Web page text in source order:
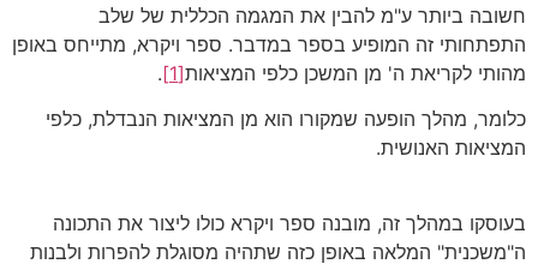
חשובה ביותר ע"מ להבין את המגמה הכללית של שלב
התפתחותי זה המופיע בספר במדבר. ספר ויקרא, מתייחס באופן
מהותי לקריאת ה' מן המשכן כלפי המציאות[1]
.
כלומר, מהלך הופעה שמקורו הוא מן המציאות הנבדלת, כלפי
המציאות האנושית.
בעוסקו במהלך זה, מובנה ספר ויקרא כולו ליצור את התכונה
ה"משכנית" המלאה באופן כזה שתהיה מסוגלת להפרות ולבנות